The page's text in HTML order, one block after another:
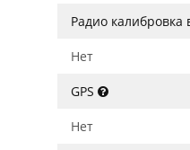
Радио калибровка
Нет
GPS
Нет